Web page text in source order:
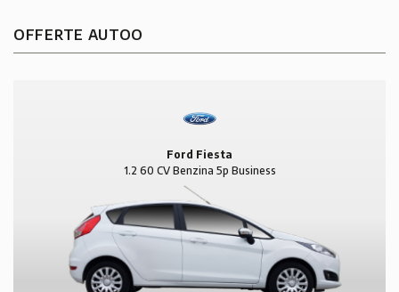
OFFERTE AUTOO
Ford Fiesta
1.2 60 CV Benzina 5p Business